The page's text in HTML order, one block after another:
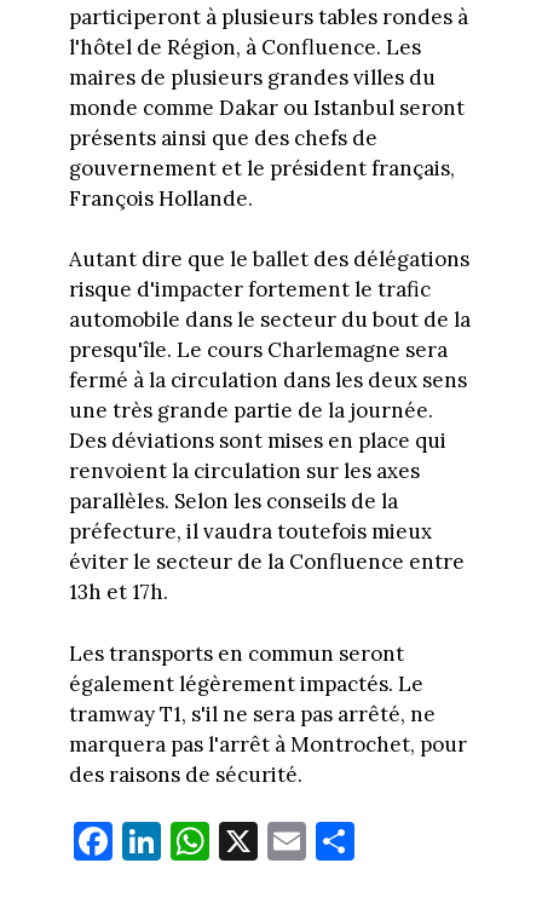
participeront à plusieurs tables rondes à
l'hôtel de Région, à Confluence. Les
maires de plusieurs grandes villes du
monde comme Dakar ou Istanbul seront
présents ainsi que des chefs de
gouvernement et le président français,
François Hollande.
Autant dire que le ballet des délégations
risque d'impacter fortement le trafic
automobile dans le secteur du bout de la
presqu'île. Le cours Charlemagne sera
fermé à la circulation dans les deux sens
une très grande partie de la journée.
Des déviations sont mises en place qui
renvoient la circulation sur les axes
parallèles. Selon les conseils de la
préfecture, il vaudra toutefois mieux
éviter le secteur de la Confluence entre
13h et 17h.
Les transports en commun seront
également légèrement impactés. Le
tramway T1, s'il ne sera pas arrêté, ne
marquera pas l'arrêt à Montrochet, pour
des raisons de sécurité.
Fa
ce
Li
nk
W
ha
X E
m
Pa
rt